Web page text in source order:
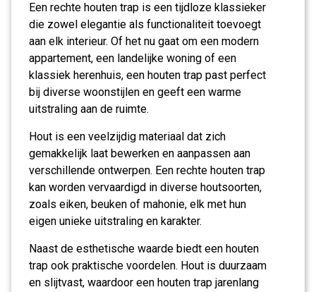
Een rechte houten trap is een tijdloze klassieker
die zowel elegantie als functionaliteit toevoegt
aan elk interieur. Of het nu gaat om een modern
appartement, een landelijke woning of een
klassiek herenhuis, een houten trap past perfect
bij diverse woonstijlen en geeft een warme
uitstraling aan de ruimte.
Hout is een veelzijdig materiaal dat zich
gemakkelijk laat bewerken en aanpassen aan
verschillende ontwerpen. Een rechte houten trap
kan worden vervaardigd in diverse houtsoorten,
zoals eiken, beuken of mahonie, elk met hun
eigen unieke uitstraling en karakter.
Naast de esthetische waarde biedt een houten
trap ook praktische voordelen. Hout is duurzaam
en slijtvast, waardoor een houten trap jarenlang